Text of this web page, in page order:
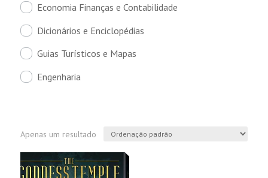
Economia Finanças e Contabilidade
Dicionários e Enciclopédias
Guias Turísticos e Mapas
Engenharia
Apenas um resultado